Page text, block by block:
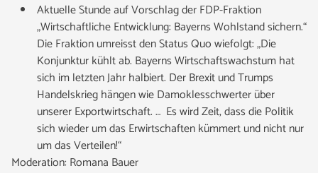
Aktuelle Stunde auf Vorschlag der FDP-Fraktion
„Wirtschaftliche Entwicklung: Bayerns Wohlstand sichern.“
Die Fraktion umreisst den Status Quo wiefolgt: „Die
Konjunktur kühlt ab. Bayerns Wirtschaftswachstum hat
sich im letzten Jahr halbiert. Der Brexit und Trumps
Handelskrieg hängen wie Damoklesschwerter über
unserer Exportwirtschaft. … Es wird Zeit, dass die Politik
sich wieder um das Erwirtschaften kümmert und nicht nur
um das Verteilen!“
Moderation: Romana Bauer